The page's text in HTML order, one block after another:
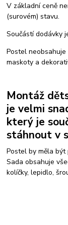
V základní ceně
(surovém) stavu.
Součástí dodávky
Postel
maskoty a
Montáž
je velmi
který je
stáhnout v
Postel by měla být
Sada obsahuje
kolíčky, lepidlo,